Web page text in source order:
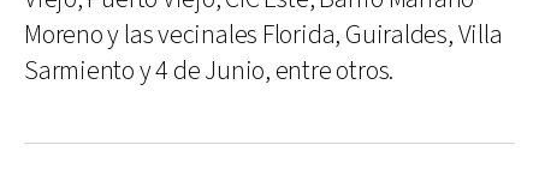
Moreno y las vecinales Florida, Guiraldes, Villa
Sarmiento y 4 de Junio, entre otros.